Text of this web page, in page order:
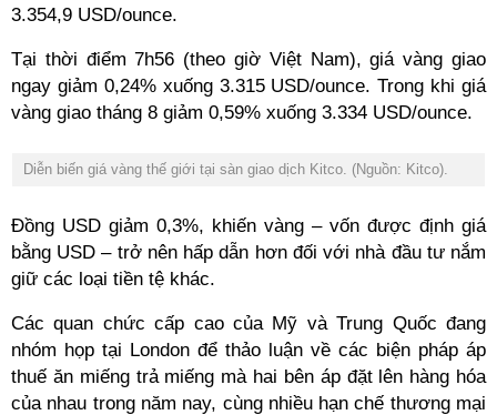
3.354,9 USD/ounce.
Tại thời điểm 7h56 (theo giờ Việt Nam), giá vàng giao
ngay giảm 0,24% xuống 3.315 USD/ounce. Trong khi giá
vàng giao tháng 8 giảm 0,59% xuống 3.334 USD/ounce.
Diễn biến giá vàng thế giới tại sàn giao dịch Kitco. (Nguồn: Kitco).
Đồng USD giảm 0,3%, khiến vàng – vốn được định giá
bằng USD – trở nên hấp dẫn hơn đối với nhà đầu tư nắm
giữ các loại tiền tệ khác.
Các quan chức cấp cao của Mỹ và Trung Quốc đang
nhóm họp tại London để thảo luận về các biện pháp áp
thuế ăn miếng trả miếng mà hai bên áp đặt lên hàng hóa
của nhau trong năm nay, cùng nhiều hạn chế thương mại